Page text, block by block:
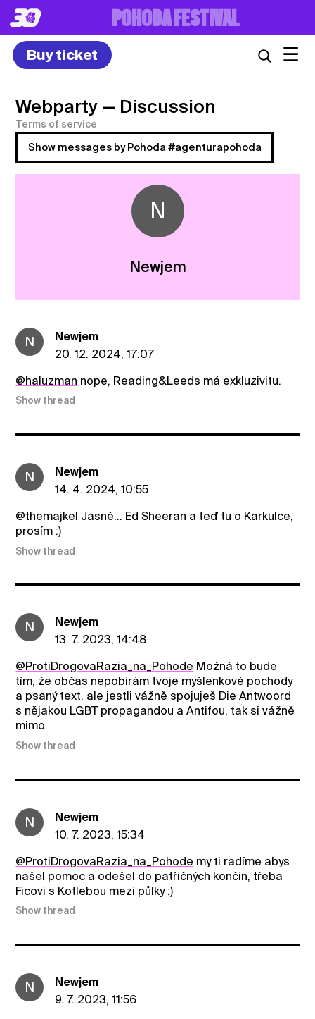
8. – 10.7.2027
Buy ticket ☰
Webparty — Discussion
Terms of service
Show messages by Pohoda #agenturapohoda
N
Newjem
N
Newjem
20. 12. 2024, 17:07
@haluzman nope, Reading&Leeds má exkluzivitu.
Show thread
N
Newjem
14. 4. 2024, 10:55
@themajkel Jasně... Ed Sheeran a teď tu o Karkulce,
prosím :)
Show thread
N
Newjem
13. 7. 2023, 14:48
@ProtiDrogovaRazia_na_Pohode Možná to bude
tím, že občas nepobírám tvoje myšlenkové pochody
a psaný text, ale jestli vážně spojuješ Die Antwoord
s nějakou LGBT propagandou a Antifou, tak si vážně
mimo
Show thread
N
Newjem
10. 7. 2023, 15:34
@ProtiDrogovaRazia_na_Pohode my ti radíme abys
našel pomoc a odešel do patřičných končin, třeba
Ficovi s Kotlebou mezi půlky :)
Show thread
N
Newjem
9. 7. 2023, 11:56